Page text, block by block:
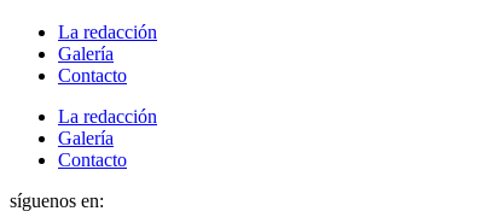
La redacción
Galería
Contacto
La redacción
Galería
Contacto
síguenos en: